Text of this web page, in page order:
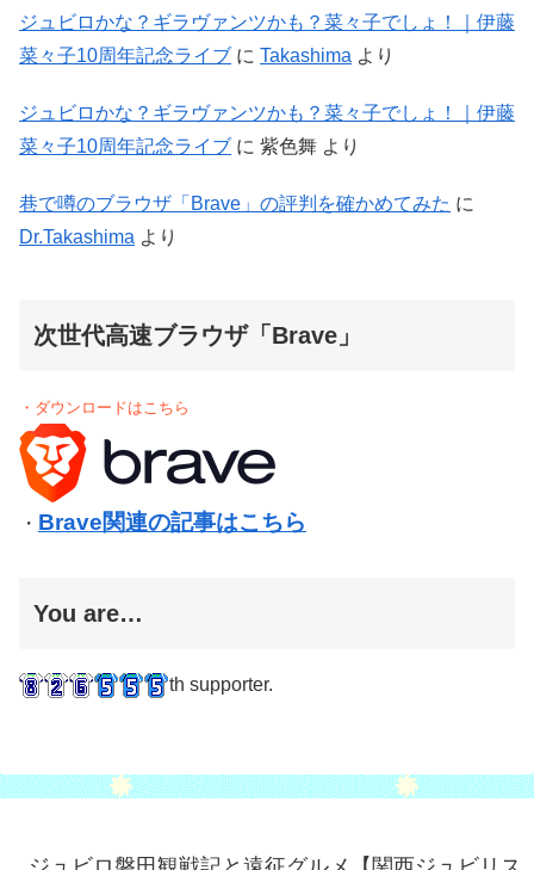
ジュビロかな？ギラヴァンツかも？菜々子でしょ！｜伊藤
菜々子10周年記念ライブ に Takashima より
ジュビロかな？ギラヴァンツかも？菜々子でしょ！｜伊藤
菜々子10周年記念ライブ に 紫色舞 より
巷で噂のブラウザ「Brave」の評判を確かめてみた に
Dr.Takashima より
次世代高速ブラウザ「Brave」
・ダウンロードはこちら
・ Brave関連の記事はこちら
You are…
th supporter.